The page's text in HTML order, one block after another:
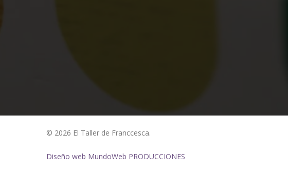
© 2026 El Taller de Franccesca.
Diseño web MundoWeb PRODUCCIONES